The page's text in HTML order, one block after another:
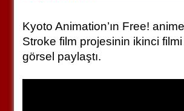
Kyoto Animation’ın Free!
Stroke film projesinin ikinci
görsel paylaştı.